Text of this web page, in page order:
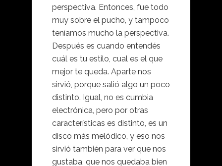
perspectiva. Entonces, fue todo
muy sobre el pucho, y tampoco
teníamos mucho la perspectiva.
Después es cuando entendés
cuál es tu estilo, cual es el que
mejor te queda. Aparte nos
sirvió, porque salió algo un poco
distinto. Igual, no es cumbia
electrónica, pero por otras
características es distinto, es un
disco más melódico, y eso nos
sirvió también para ver que nos
gustaba, que nos quedaba bien